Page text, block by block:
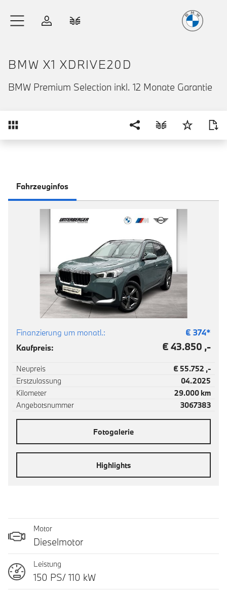
Anmelden
BMW X1 XDRIVE20D
BMW Premium Selection inkl. 12 Monate Garantie
Fahrzeuginfos
Finanzierung um monatl.: € 374*
Kaufpreis:
€ 43.850 ,-
Neupreis
€ 55.752 ,-
Erstzulassung
04.2025
Kilometer
29.000 km
Angebotsnummer
3067383
Fotogalerie
Highlights
Motor
Dieselmotor
Leistung
150 PS/ 110 kW